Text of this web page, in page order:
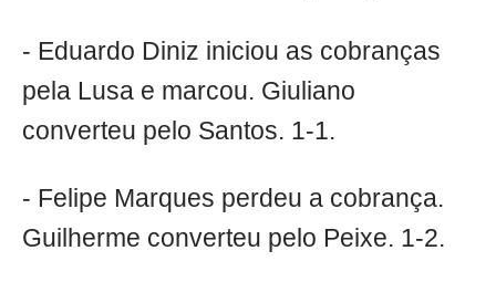
- Eduardo Diniz iniciou as cobranças
pela Lusa e marcou. Giuliano
converteu pelo Santos. 1-1.
- Felipe Marques perdeu a cobrança.
Guilherme converteu pelo Peixe. 1-2.